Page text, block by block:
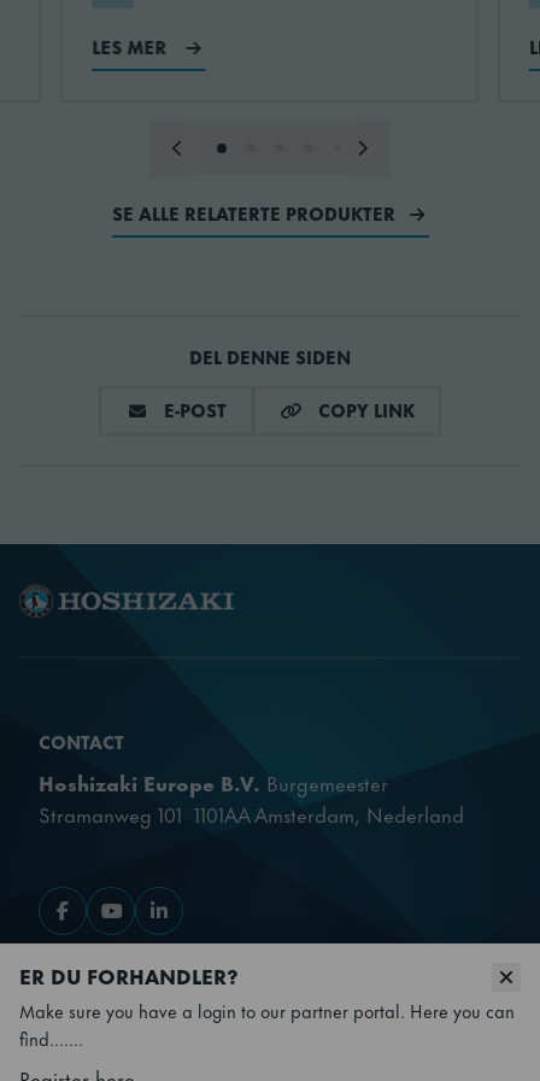
LES MER
SE ALLE RELATERTE PRODUKTER
DEL DENNE SIDEN
E-POSTDEL VIA E-MAILCOPY LINKCOPY LINK
CONTACT
Hoshizaki Europe B.V. Burgemeester
Stramanweg 101 1101AA Amsterdam, Nederland
Gå til Facebook
Gå til YouTube
Gå til LinkedIn
OUR PRODUCTS
ER DU FORHANDLER?
Make sure you have a login to our partner portal. Here you can
find.......